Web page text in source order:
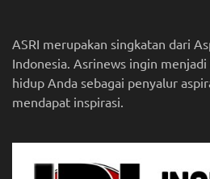
ASRI merupakan singkatan dari
Indonesia. Asrinews ingin
hidup Anda sebagai penyalur
mendapat inspirasi.